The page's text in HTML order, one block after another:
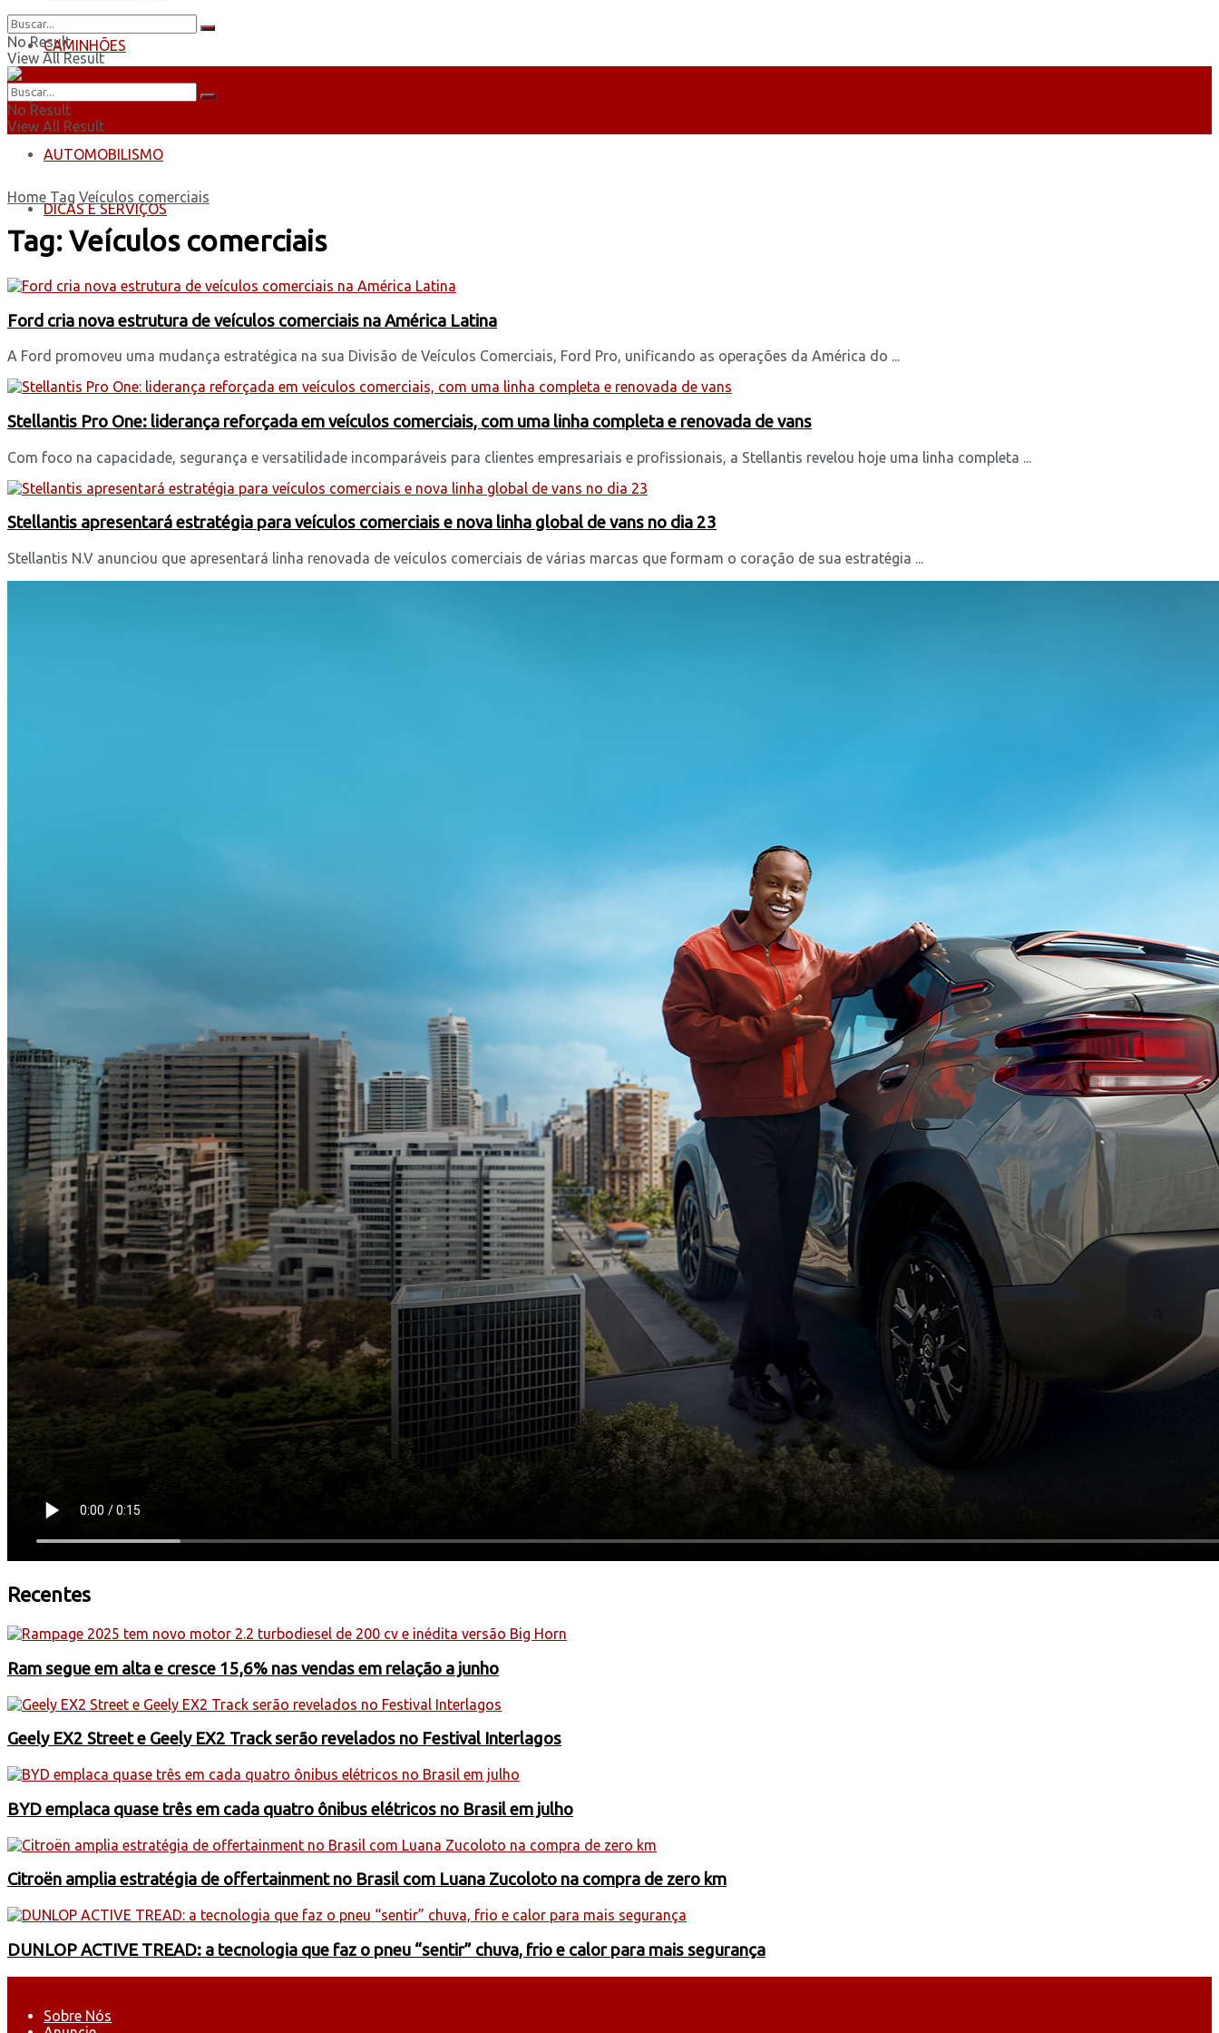
CAMINHÕES
ÔNIBUS
AUTOMOBILISMO
DICAS E SERVIÇOS
No Result
View All Result
No Result
View All Result
Home Tag Veículos comerciais
Tag:Veículos comerciais
Ford cria nova estrutura de veículos comerciais na América Latina
A Ford promoveu uma mudança estratégica na sua Divisão de Veículos Comerciais, Ford Pro, unificando as operações da América do ...
Stellantis Pro One: liderança reforçada em veículos comerciais, com uma linha completa e renovada de vans
Com foco na capacidade, segurança e versatilidade incomparáveis para clientes empresariais e profissionais, a Stellantis revelou hoje uma linha completa ...
Stellantis apresentará estratégia para veículos comerciais e nova linha global de vans no dia 23
Stellantis N.V anunciou que apresentará linha renovada de veículos comerciais de várias marcas que formam o coração de sua estratégia ...
Recentes
Ram segue em alta e cresce 15,6% nas vendas em relação a junho
Geely EX2 Street e Geely EX2 Track serão revelados no Festival Interlagos
BYD emplaca quase três em cada quatro ônibus elétricos no Brasil em julho
Citroën amplia estratégia de offertainment no Brasil com Luana Zucoloto na compra de zero km
DUNLOP ACTIVE TREAD: a tecnologia que faz o pneu “sentir” chuva, frio e calor para mais segurança
Sobre Nós